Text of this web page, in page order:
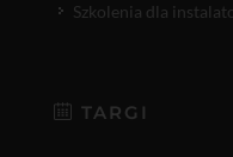
Szkolenia dla
TARGI